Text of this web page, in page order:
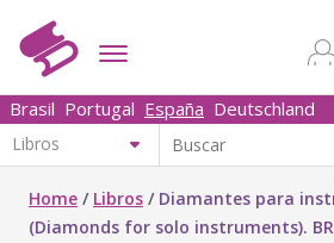
Brasil Portugal España Deutschland
Home / Libros / Diamantes para
(Diamonds for solo instruments).